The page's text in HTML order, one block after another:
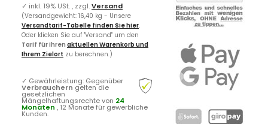
✓ inkl. 19% USt. , zzgl.Versand
(Versandgewicht: 16,40 kg - Unsere
Versandtarif-Tabelle finden Sie hier.
Oder klicken Sie auf "Versand" um den
Tarif für Ihren aktuellen Warenkorb und
Ihrem Zielort zu berechnen.)
✓ Gewährleistung: Gegenüber
Verbrauchern gelten die
gesetzlichen
Mängelhaftungsrechte von 24
Monaten , 12 Monate für gewerbliche
Kunden.